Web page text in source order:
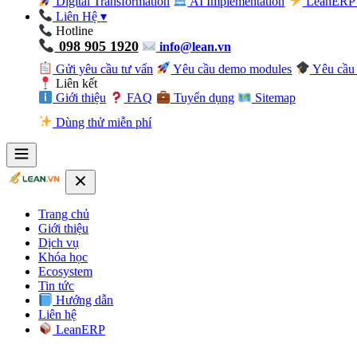
Liên Hệ▾
Hotline
098 905 1920
info@lean.vn
Gửi yêu cầu tư vấn
Yêu cầu demo modules
Yêu cầu
Liên kết
Giới thiệu
FAQ Tuyển dụng
Sitemap
Dùng thử miễn phí
Trang chủ
Giới thiệu
Dịch vụ
Khóa học
Ecosystem
Tin tức
Hướng dẫn
Liên hệ
LeanERP